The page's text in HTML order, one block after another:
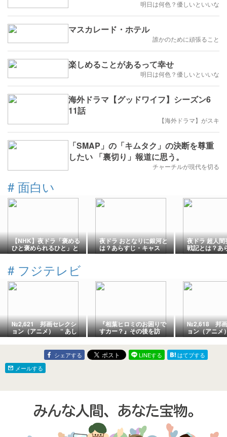
明日は何色？優しいといいな
マスカレード・ホテル
誰かのために頑張ること
楽しめることがあるって幸せ
明日は何色？優しいといいな
海外ドラマ【グッドワイフ】シーズン6
11話
【海外ドラマ】がスキ
「SMAP」の「キムタク」の決断を尊重
したい 「裏切り」報道に思う。
チャーチルが現代を切る
# 面白い
【NHK】夜ドラ「褒める
ひと褒められるひと」と
は？あらすじ・キャス
底解説
夜ドラ おとなりに銀河と
は？あらすじ・キャス
ト・見どころ・配信情報
夜ドラ 超人
戦記とは？あ
ャスト・見ど
# フジテレビ
№2,621 邦画セレクシ
ョン（アニメ） “ あし
たのジョー ”
『相葉ヒロミのお困りで
すカー？』その後を訪
問！巨大水槽・伊香保温
泉・牛さんはどうなっ
た？【2026年8月6日放
送】
№2,618 邦画
ョン（アニ
アトム ”
シェアする LINEする
はてブする
メールする